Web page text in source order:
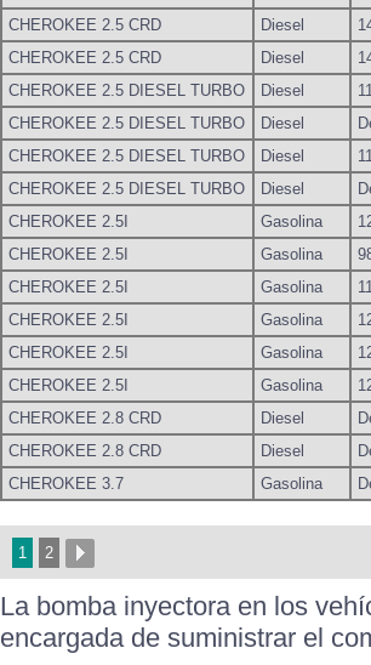
CHEROKEE 2.5 CRD
Diesel
CHEROKEE 2.5 CRD
Diesel
CHEROKEE 2.5 DIESEL TURBO
Diesel
CHEROKEE 2.5 DIESEL TURBO
Diesel
CHEROKEE 2.5 DIESEL TURBO
Diesel
CHEROKEE 2.5 DIESEL TURBO
Diesel
CHEROKEE 2.5I
Gasolina
CHEROKEE 2.5I
Gasolina
CHEROKEE 2.5I
Gasolina
CHEROKEE 2.5I
Gasolina
CHEROKEE 2.5I
Gasolina
CHEROKEE 2.5I
Gasolina
CHEROKEE 2.8 CRD
Diesel
CHEROKEE 2.8 CRD
Diesel
CHEROKEE 3.7
Gasolina
1 2
La bomba inyectora en los
encargada de suministrar el